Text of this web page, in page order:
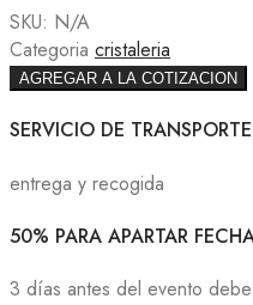
SKU: N/A
Categoria cristaleria
AGREGAR A LA COTIZACION
SERVICIO DE TRANSPORTE
entrega y recogida
50% PARA APARTAR
3 días antes del evento